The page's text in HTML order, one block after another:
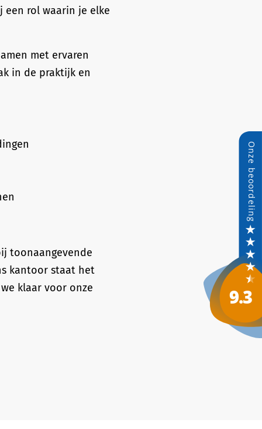
een rol waarin je elke
met ervaren
in de praktijk en
toonaangevende
kantoor staat het
klaar voor onze